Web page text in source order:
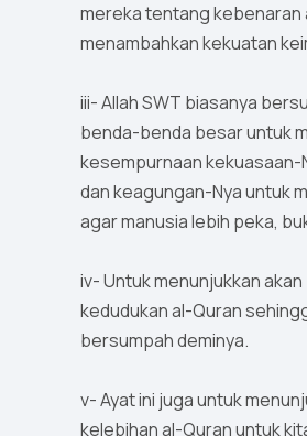
mereka tentang kebenaran
menambahkan kekuatan
iii- Allah SWT biasanya
benda-benda besar untuk
kesempurnaan kekuasaan-
dan keagungan-Nya untuk
agar manusia lebih peka,
iv- Untuk menunjukkan
kedudukan al-Quran
bersumpah deminya.
v- Ayat ini juga untuk
kelebihan al-Quran untuk